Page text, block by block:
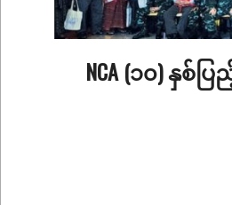
NCA (၁၀) နှ